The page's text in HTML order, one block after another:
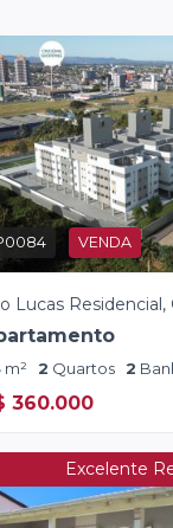
VENDA
Lucas Residencial,
m² 2 Quartos 2
360.000
Excelente